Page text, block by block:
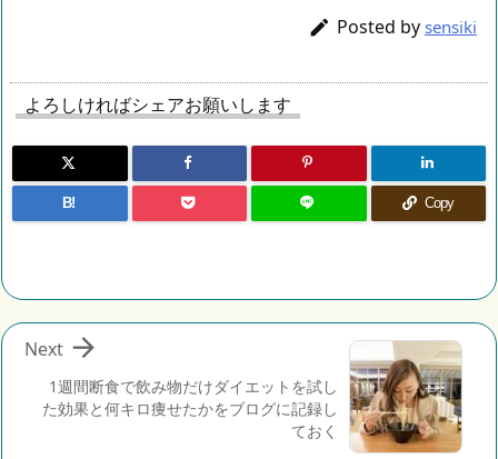
 Posted by sensiki
よろしければシェアお願いします
B! Copy
1週間断食で飲み物だけダイエットを試し
た効果と何キロ痩せたかをブログに記録し
ておく

Next